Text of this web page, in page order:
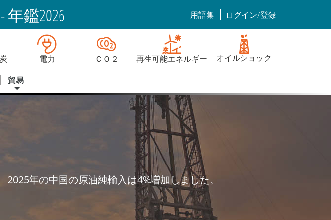
鑑2026 用語集 ログイン/登録
貿易
電力 ＣＯ２ 再生可能エネルギー オイルショック
年の中国の原油純輸入は4%増加しました。